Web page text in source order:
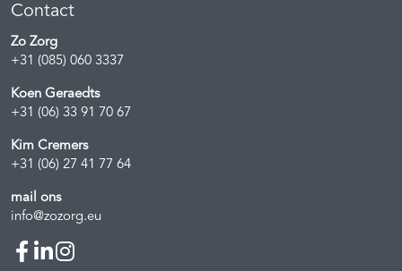
Contact
Zo Zorg
+31 (085) 060 3337
Koen Geraedts
+31 (06) 33 91 70 67
Kim Cremers
+31 (06) 27 41 77 64
mail ons
info@zozorg.eu